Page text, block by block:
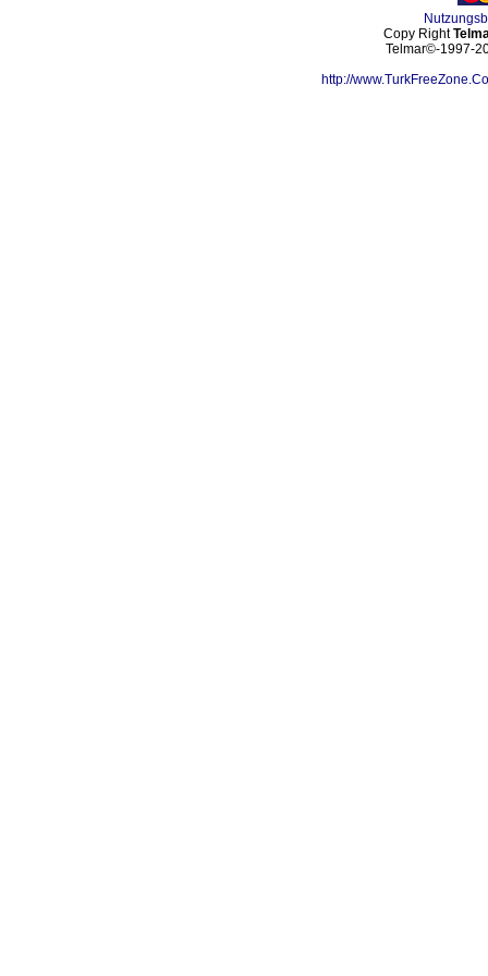
Copy Right
Telmar©-1997-
http://